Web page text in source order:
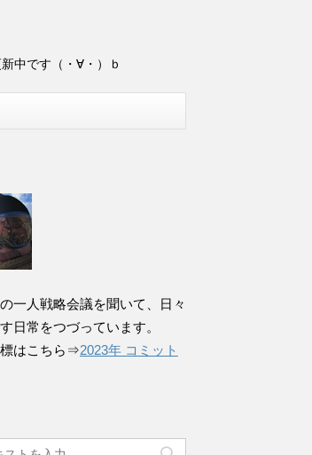
中です（・∀・）ｂ
一人戦略会議を聞いて、日々
日常をつづっています。
はこちら⇒2023年 コミット